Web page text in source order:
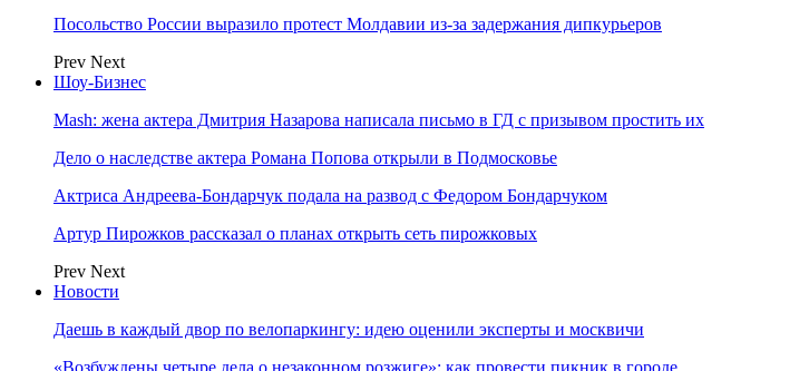
Посольство России выразило протест Молдавии из-за задержания дипкурьеров
Prev Next
Шоу-Бизнес
Mash: жена актера Дмитрия Назарова написала письмо в ГД с призывом простить их
Дело о наследстве актера Романа Попова открыли в Подмосковье
Актриса Андреева-Бондарчук подала на развод с Федором Бондарчуком
Артур Пирожков рассказал о планах открыть сеть пирожковых
Prev Next
Новости
Даешь в каждый двор по велопаркингу: идею оценили эксперты и москвичи
«Возбуждены четыре дела о незаконном розжиге»: как провести пикник в городе